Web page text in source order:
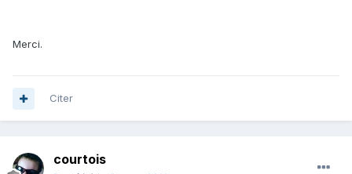
Merci.
Citer
courtois